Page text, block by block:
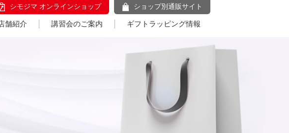
シモジマ オンラインショップ ショップ別通販サイト
舗紹介 講習会のご案内 ギフトラッピング情報